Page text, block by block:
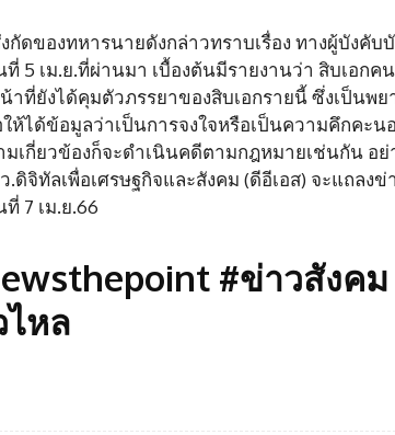
กัดของทหารนายดังกล่าวทราบเรื่อง ทางผู้บังคั
5 เม.ย.ที่ผ่านมา เบื้องต้นมีรายงานว่า สิบเอกค
าที่ยังได้คุมตัวภรรยาของสิบเอกรายนี้ ซึ่งเป็นพ
ห้ได้ข้อมูลว่าเป็นการจงใจหรือเป็นความคึกคะน
เกี่ยวข้องก็จะดำเนินคดีตามกฎหมายเช่นกัน อย่
จิทัลเพื่อเศรษฐกิจและสังคม (ดีอีเอส) จะแถลง
ที่ 7 เม.ย.66
#ข่าวสังค
ไหล